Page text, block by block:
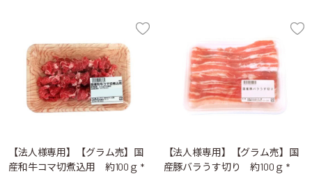
【法人様専用】【グラム売】国
産和牛コマ切煮込用 約100ｇ *
【法人様専用】【グラム売】国
産豚バラうす切り 約100ｇ *